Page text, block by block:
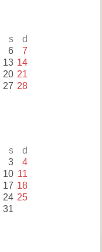
s d
6 7
13 14
20 21
27 28
s d
3 4
10 11
17 18
24 25
31